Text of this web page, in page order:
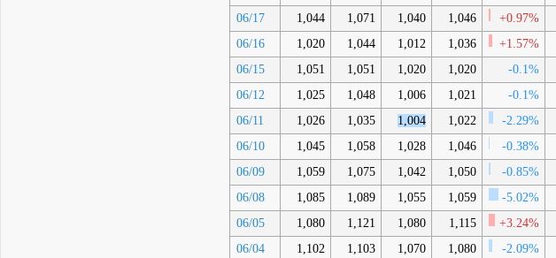
06/17
1,044 1,071 1,040 1,046 +0.97%
06/16
1,020 1,044 1,012 1,036 +1.57%
06/15
1,051 1,051 1,020 1,020 -0.1%
06/12
1,025 1,048 1,006 1,021 -0.1%
06/11
1,026 1,035 1,004 1,022 -2.29%
06/10
1,045 1,058 1,028 1,046 -0.38%
06/09
1,059 1,075 1,042 1,050 -0.85%
06/08
1,085 1,089 1,055 1,059 -5.02%
06/05
1,080 1,121 1,080 1,115 +3.24%
06/04
1,102 1,103 1,070 1,080 -2.09%